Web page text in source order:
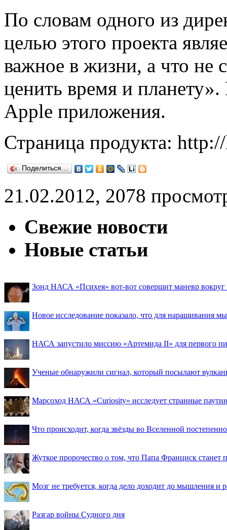
По словам одного из
целью этого проекта
важное в жизни, а что не
ценить время и
Apple приложения.
Страница продукта:
Поделиться…
21.02.2012, 2078
Свежие новости
Новые статьи
Зонд НАСА «Психея» вот-вот совершит маневр вокруг
Новое исследование показало, что для наращивания
НАСА запустило миссию «Артемида II» для первого
Ученые обнаружили сигнал, который посылают
Марсоход НАСА «Curiosity» исследует странные
Что происходит, когда звёзды во Вселенной
Жуткое пророчество о том, что Папа Франциск
Мозг не требуется, когда дело доходит до мышления и
Разгар войны Судного дня